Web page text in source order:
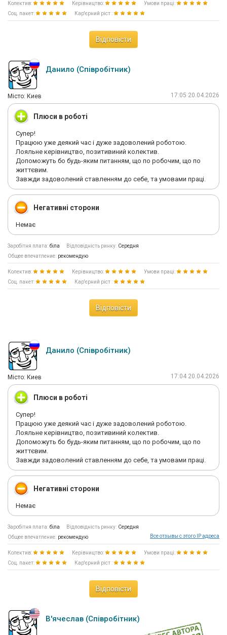
Колектив: Керівництво:
Умови праці:
Соц. пакет:
Кар'єрний ріст :
Відповісти
Данило (Співробітник)
Мiсто: Киев 17:05 20.04.2026
Плюси в роботі
Супер!
Працюю уже деякий час і дуже задоволений роботою.
Лояльне керівництво, позитивиний колектив.
Допоможуть бо будь-яким питанням, що по робочим, що по
життєвим.
Завжди задоволений ставленням до себе, та умовами праці.
Негативні сторони
Немає
Заробітня плата: біла Відповідність ринку: Середня
Общее впечатление: рекомендую
Колектив: Керівництво:
Умови праці:
Соц. пакет:
Кар'єрний ріст :
Відповісти
Данило (Співробітник)
Мiсто: Киев 17:04 20.04.2026
Плюси в роботі
Супер!
Працюю уже деякий час і дуже задоволений роботою.
Лояльне керівництво, позитивиний колектив.
Допоможуть бо будь-яким питанням, що по робочим, що по
життєвим.
Завжди задоволений ставленням до себе, та умовами праці.
Негативні сторони
Немає
Заробітня плата: біла Відповідність ринку: Середня
Общее впечатление: рекомендую Все отзывы с этого IP адреса
Колектив: Керівництво:
Умови праці:
Соц. пакет:
Кар'єрний ріст :
Відповісти
В'ячеслав (Співробітник)